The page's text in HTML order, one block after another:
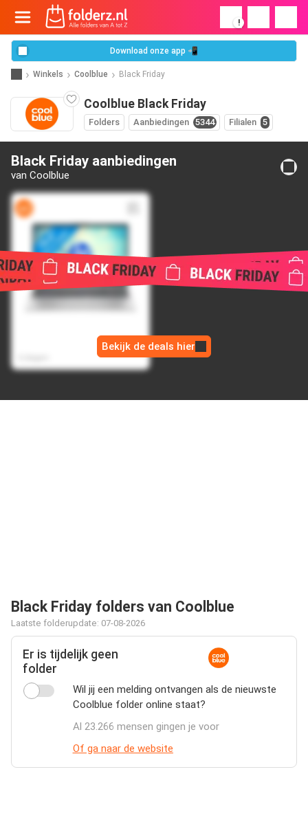
!
Download onze app 📲
Winkels Coolblue Black Friday
Coolblue Black Friday
Folders Aanbiedingen 5344 Filialen 5
Black Friday aanbiedingen
van Coolblue
€ 715,00
€ 639,00
Bekijk de deals hier
Black Friday folders van Coolblue
Laatste folderupdate: 07-08-2026
Er is tijdelijk geen
folder
Wil jij een melding ontvangen als de nieuwste
Coolblue folder online staat?
Al 23.266 mensen gingen je voor
Of ga naar de website